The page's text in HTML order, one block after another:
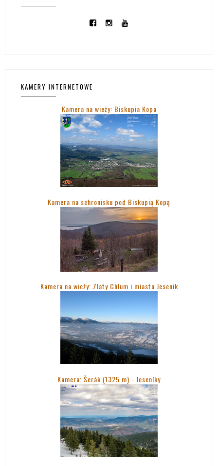
KAMERY INTERNETOWE
Kamera na wieży: Biskupia Kopa
Kamera na schronisku pod Biskupią Kopą
Kamera na wieży: Zlaty Chlum i miasto Jesenik
Kamera: Šerák (1325 m) - Jeseníky